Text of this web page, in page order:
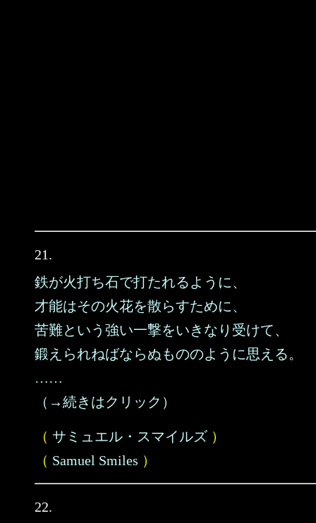
21.
鉄が火打ち石で打たれるように、
才能はその火花を散らすために、
苦難という強い一撃をいきなり受けて、
鍛えられねばならぬもののように思える。
……
（→続きはクリック）
（ サミュエル・スマイルズ ）
（ Samuel Smiles ）
22.